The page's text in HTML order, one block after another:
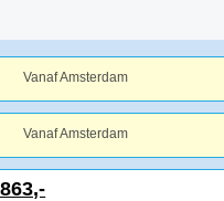
Vanaf Amsterdam
Vanaf Amsterdam